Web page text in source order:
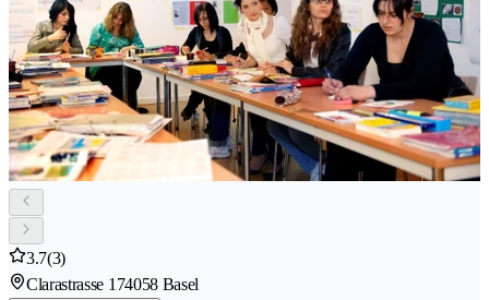
3.7(3)
Clarastrasse 174058 Basel